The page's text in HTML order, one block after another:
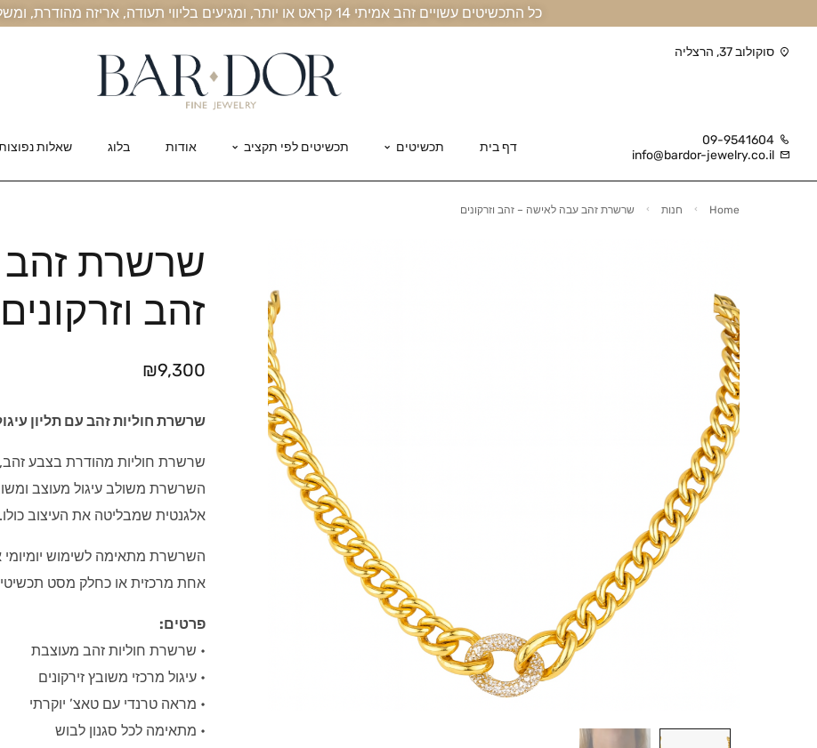
כל התכשיטים עשויים זהב אמיתי 14 קראט או יותר, ומגיעים בליווי תעודה, אריזה מהודרת, ומשלוח חינם עד הבית
סוקולוב 37, הרצליה
09-9541604
info@bardor-jewelry.co.il
דף בית תכשיטים תכשיטים לפי תקציב אודות בלוג שאלות
Home חנות שרשרת זהב עבה לאישה – זהב וזרקונים
שרשרת
זהב וזרקונים
₪9,300
שרשרת חוליות זהב עם תליון
שרשרת חוליות מהודרת בצבע זהב,
השרשרת משולב עיגול מעוצב
אלגנטית שמבליטה את העיצוב כולו.
השרשרת מתאימה לשימוש יומיומי
אחת מרכזית או כחלק מסט
פרטים:
• שרשרת חוליות זהב מעוצבת
• עיגול מרכזי משובץ זירקונים
• מראה טרנדי עם טאצ’ יוקרתי
• מתאימה לכל סגנון לבוש